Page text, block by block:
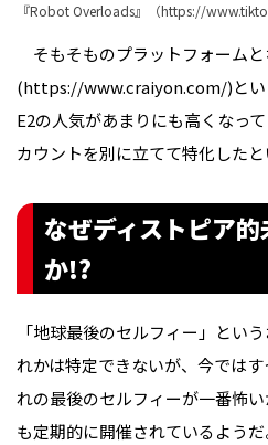
『Robot Overloads』（https://
そもそものプラットフォーム
(https://www.craiyon.com/)とい
E2の人気があまりにも高くなっ
カウントを別に立てて特化したと
なぜディストピア
か!?
「地球最後のセルフィー」とい
れかは特定できないが、今では
れの最後のセルフィーが一番怖
も定期的に開催されているようだ